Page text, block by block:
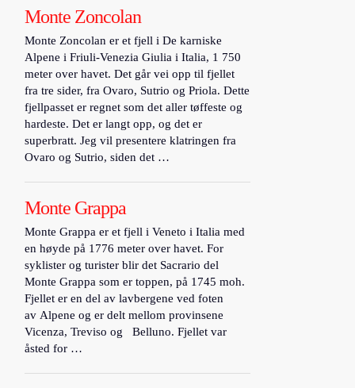
Monte Zoncolan
Monte Zoncolan er et fjell i De karniske
Alpene i Friuli-Venezia Giulia i Italia, 1 750
meter over havet. Det går vei opp til fjellet
fra tre sider, fra Ovaro, Sutrio og Priola. Dette
fjellpasset er regnet som det aller tøffeste og
hardeste. Det er langt opp, og det er
superbratt. Jeg vil presentere klatringen fra
Ovaro og Sutrio, siden det …
Monte Grappa
Monte Grappa er et fjell i Veneto i Italia med
en høyde på 1776 meter over havet. For
syklister og turister blir det Sacrario del
Monte Grappa som er toppen, på 1745 moh.
Fjellet er en del av lavbergene ved foten
av Alpene og er delt mellom provinsene
Vicenza, Treviso og Belluno. Fjellet var
åsted for …